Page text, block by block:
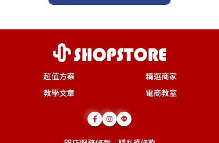
超值方案
精選商家
教學文章
電商教室